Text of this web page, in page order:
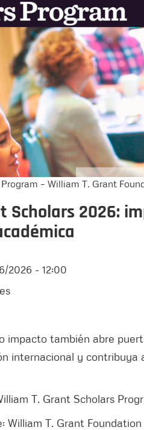
– William T. Grant
Scholars 2026:
2026 - 12:00
impacto también abre
internacional y contribuya
T. Grant Scholars
William T. Grant Foundation